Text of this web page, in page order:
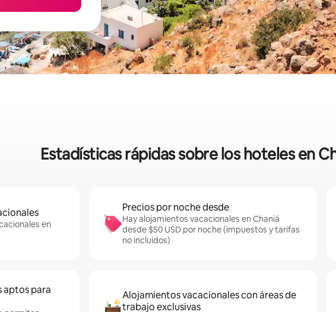
Estadísticas rápidas sobre los hoteles en
en
Precios por noche desde
Hay alojamientos vacacionales en Chaniá
desde $50 USD por noche (impuestos y tarifas
no incluidos)
aptos para
Alojamientos vacacionales con áreas de
trabajo exclusivas